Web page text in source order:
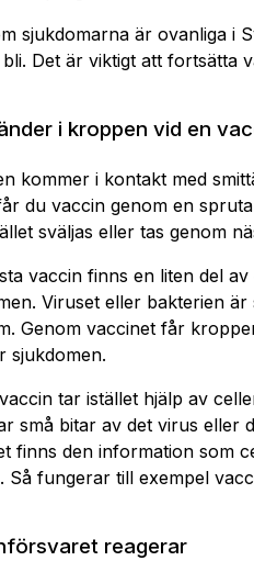
sjukdomarna är ovanliga i
Det är viktigt att fortsätta
i kroppen vid en
kommer i kontakt med
du vaccin genom en
sväljas eller tas genom
vaccin finns en liten del
Viruset eller bakterien
Genom vaccinet får
sjukdomen.
tar istället hjälp av
små bitar av det virus eller
finns den information som
Så fungerar till exempel
reagerar